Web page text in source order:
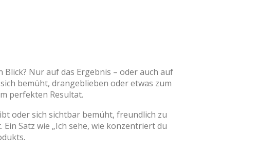
Nur auf das Ergebnis – oder auch auf
bemüht, drangeblieben oder etwas zum
perfekten Resultat.
oder sich sichtbar bemüht, freundlich zu
Satz wie „Ich sehe, wie konzentriert du